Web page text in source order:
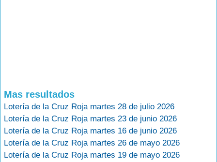
Mas resultados
Lotería de la Cruz Roja martes 28 de julio 2026
Lotería de la Cruz Roja martes 23 de junio 2026
Lotería de la Cruz Roja martes 16 de junio 2026
Lotería de la Cruz Roja martes 26 de mayo 2026
Lotería de la Cruz Roja martes 19 de mayo 2026